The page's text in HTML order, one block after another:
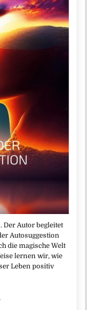
Der Autor begleitet
Autosuggestion
die magische Welt
lernen wir, wie
Leben positiv